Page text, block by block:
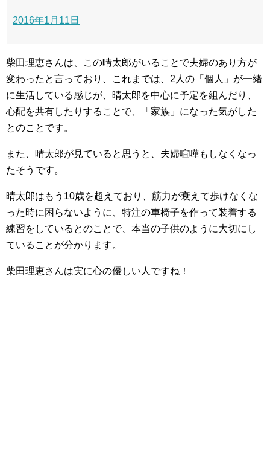
2016年1月11日
柴田理恵さんは、この晴太郎がいることで夫婦のあり方が
変わったと言っており、これまでは、2人の「個人」が一緒
に生活している感じが、晴太郎を中心に予定を組んだり、
心配を共有したりすることで、「家族」になった気がした
とのことです。
また、晴太郎が見ていると思うと、夫婦喧嘩もしなくなっ
たそうです。
晴太郎はもう10歳を超えており、筋力が衰えて歩けなくな
った時に困らないように、特注の車椅子を作って装着する
練習をしているとのことで、本当の子供のように大切にし
ていることが分かります。
柴田理恵さんは実に心の優しい人ですね！